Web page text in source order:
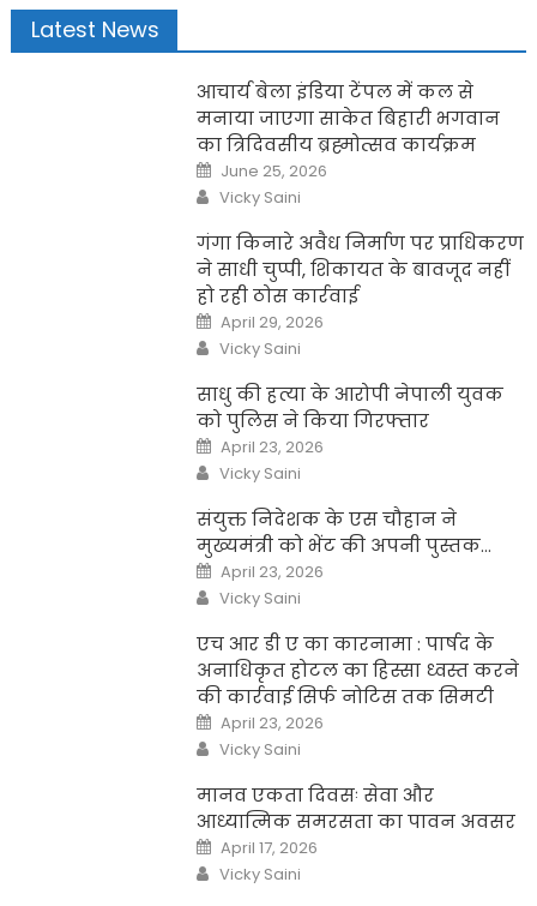
Latest News
आचार्य बेला इंडिया टेंपल में कल से
मनाया जाएगा साकेत बिहारी भगवान
का त्रिदिवसीय ब्रह्मोत्सव कार्यक्रम
Posted
on
June 25, 2026
Author
Vicky Saini
गंगा किनारे अवैध निर्माण पर प्राधिकरण
ने साधी चुप्पी, शिकायत के बावजूद नहीं
हो रही ठोस कार्रवाई
Posted
on
April 29, 2026
Author
Vicky Saini
साधु की हत्या के आरोपी नेपाली युवक
को पुलिस ने किया गिरफ्तार
Posted
on
April 23, 2026
Author
Vicky Saini
संयुक्त निदेशक के एस चौहान ने
मुख्यमंत्री को भेंट की अपनी पुस्तक…
Posted
on
April 23, 2026
Author
Vicky Saini
एच आर डी ए का कारनामा : पार्षद के
अनाधिकृत होटल का हिस्सा ध्वस्त करने
की कार्रवाई सिर्फ नोटिस तक सिमटी
Posted
on
April 23, 2026
Author
Vicky Saini
मानव एकता दिवसः सेवा और
आध्यात्मिक समरसता का पावन अवसर
Posted
on
April 17, 2026
Author
Vicky Saini